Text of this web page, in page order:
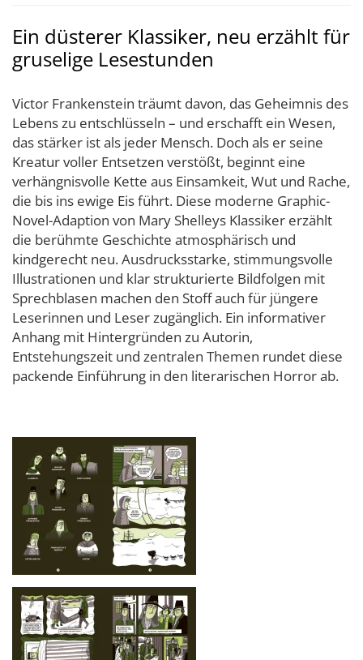
Ein düsterer Klassiker, neu erzählt für
gruselige Lesestunden
Victor Frankenstein träumt davon, das Geheimnis des
Lebens zu entschlüsseln – und erschafft ein Wesen,
das stärker ist als jeder Mensch. Doch als er seine
Kreatur voller Entsetzen verstößt, beginnt eine
verhängnisvolle Kette aus Einsamkeit, Wut und Rache,
die bis ins ewige Eis führt. Diese moderne Graphic-
Novel-Adaption von Mary Shelleys Klassiker erzählt
die berühmte Geschichte atmosphärisch und
kindgerecht neu. Ausdrucksstarke, stimmungsvolle
Illustrationen und klar strukturierte Bildfolgen mit
Sprechblasen machen den Stoff auch für jüngere
Leserinnen und Leser zugänglich. Ein informativer
Anhang mit Hintergründen zu Autorin,
Entstehungszeit und zentralen Themen rundet diese
packende Einführung in den literarischen Horror ab.